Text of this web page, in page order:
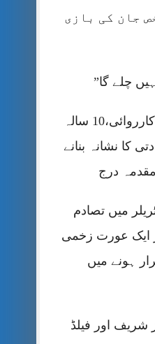
جان کی بازی
چلے گا”
جہلم پولیس کی کارروائی،10 سالہ
کا نشانہ بنانے
درج
میں تصادم
ایک عورت زخمی
ہونے میں
شریف اور فیلڈ